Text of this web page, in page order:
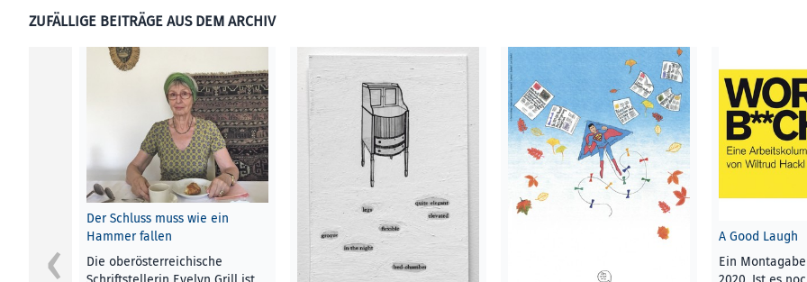
ZUFÄLLIGE BEITRÄGE AUS DEM ARCHIV
Der Schluss muss wie ein
Hammer fallen
Die oberösterreichische
A Good Laugh
Ein